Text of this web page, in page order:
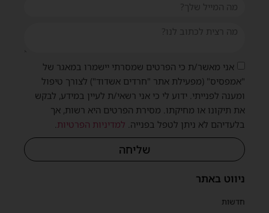
ניווט באתר
חדשות
אני מאשר/ת כי הפרטים שמסרתי יישמרו במאגר של
"אמפסיס" (מפעילת אתר "חרדים אשדוד") לצורך טיפול
ומענה לפנייתי. ידוע לי כי אני רשאי/ת לעיין במידע, לבקש
את תיקונו או מחיקתו. מסירת הפרטים היא רשות, אך
בלעדיהם לא ניתן לטפל בפנייה.למדיניות הפרטיות.
שליחה